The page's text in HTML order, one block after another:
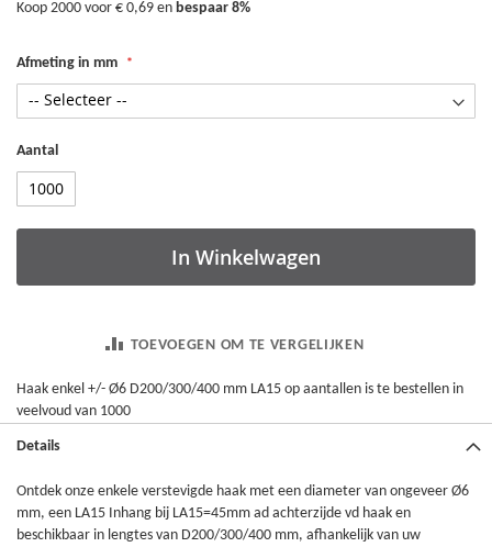
gallerij
Koop 2000 voor € 0,69 en bespaar 8%
Afmeting in mm
Aantal
In Winkelwagen
TOEVOEGEN OM TE VERGELIJKEN
Haak enkel +/- Ø6 D200/300/400 mm LA15 op aantallen is te bestellen in
veelvoud van 1000
Details
Ontdek onze enkele verstevigde haak met een diameter van ongeveer Ø6
mm, een LA15 Inhang bij LA15=45mm ad achterzijde vd haak en
beschikbaar in lengtes van D200/300/400 mm, afhankelijk van uw